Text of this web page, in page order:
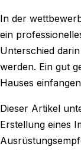
In der
ein
Unterschied
werden. Ein gut
Hauses
Dieser Artikel
Erstellung eines